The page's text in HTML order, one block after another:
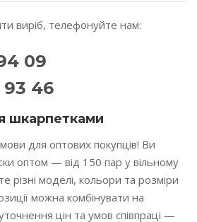
виріб, телефонуйте нам:
09
93 46
шкарпетками
для оптових покупців! Ви
оптом — від 150 пар у вільному
різні моделі, кольори та розміри
можна комбінувати на
цін та умов співпраці —